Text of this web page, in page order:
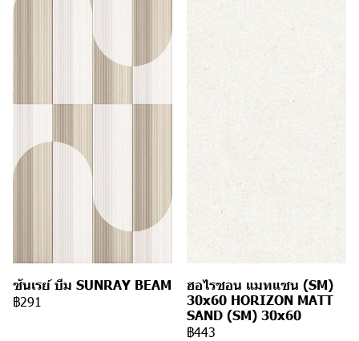
ซันเรย์ บีม SUNRAY BEAM
฿291
ฮอไรซอน แมทแซน (SM)
30x60 HORIZON MATT
SAND (SM) 30x60
฿443